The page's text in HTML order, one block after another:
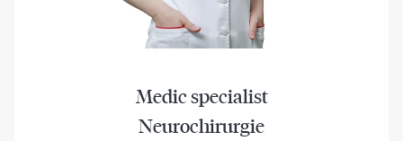
Medic specialist
Neurochirurgie